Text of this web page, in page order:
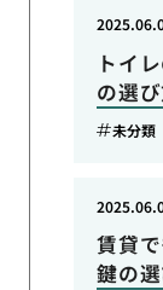
トイ
の選
未分類
賃貸
鍵の